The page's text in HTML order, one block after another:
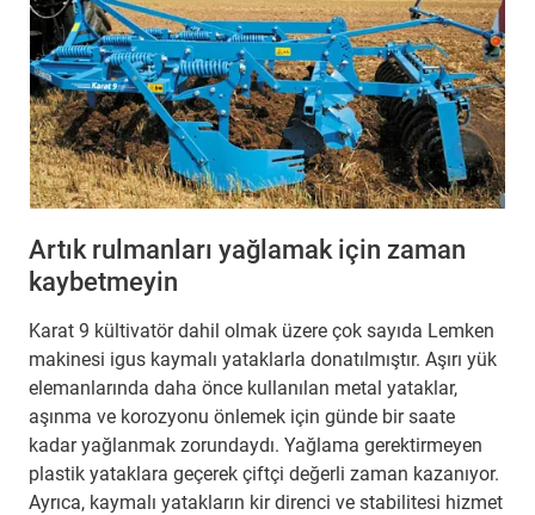
Artık rulmanları yağlamak için zaman
kaybetmeyin
Karat 9 kültivatör dahil olmak üzere çok sayıda Lemken
makinesi igus kaymalı yataklarla donatılmıştır. Aşırı yük
elemanlarında daha önce kullanılan metal yataklar,
aşınma ve korozyonu önlemek için günde bir saate
kadar yağlanmak zorundaydı. Yağlama gerektirmeyen
plastik yataklara geçerek çiftçi değerli zaman kazanıyor.
Ayrıca, kaymalı yatakların kir direnci ve stabilitesi hizmet